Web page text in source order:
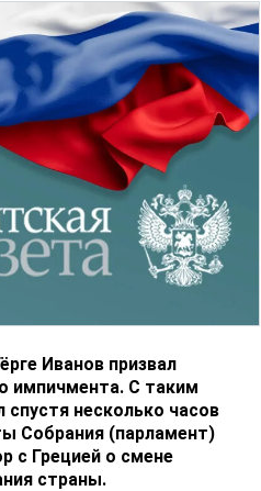
Иванов призвал
импичмента. С таким
несколько часов
Собрания (парламент)
с Грецией о смене
страны.